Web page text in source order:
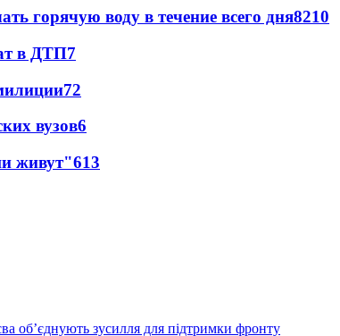
горячую воду в течение всего дня8210
в ДТП7
72
вузов6
живут"613